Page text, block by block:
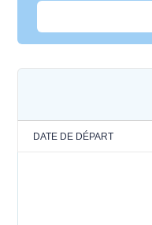
DATE DE DÉPART